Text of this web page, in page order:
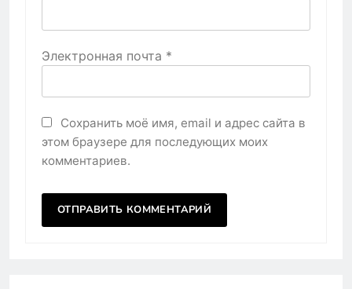
Электронная почта *
Сохранить моё имя, email и адрес сайта в
этом браузере для последующих моих
комментариев.